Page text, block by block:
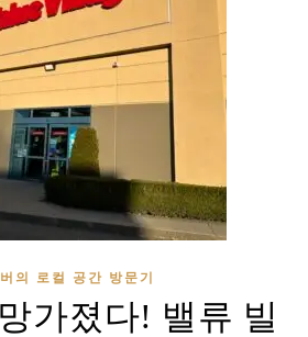
의 로컬 공간 방문기
가졌다! 밸류 빌